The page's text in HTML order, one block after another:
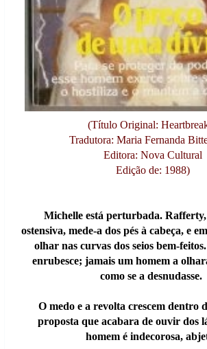
(Título Original:
Tradutora: Maria Fernanda
Editora: Nova Cultural
Edição de: 1988)
Michelle está perturbada.
ostensiva, mede-a dos pés à cabeça, e
olhar nas curvas dos seios bem-
enrubesce; jamais um homem a
como se a desnudasse.
O medo e a revolta crescem dentro
proposta que acabara de ouvir dos
homem é indecorosa,